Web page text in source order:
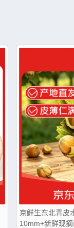
京鲜生东北青皮
10mm+新鲜现